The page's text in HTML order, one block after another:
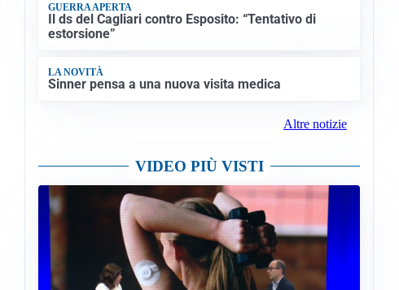
GUERRA APERTA
Il ds del Cagliari contro Esposito: “Tentativo di
estorsione”
LA NOVITÀ
Sinner pensa a una nuova visita medica
Altre notizie
VIDEO PIÙ VISTI